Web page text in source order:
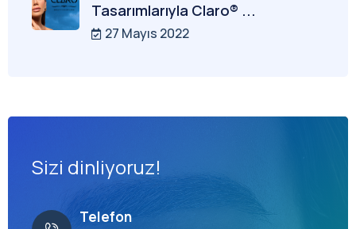
Tasarımlarıyla Claro® ...
27 Mayıs 2022
Sizi dinliyoruz!
Telefon